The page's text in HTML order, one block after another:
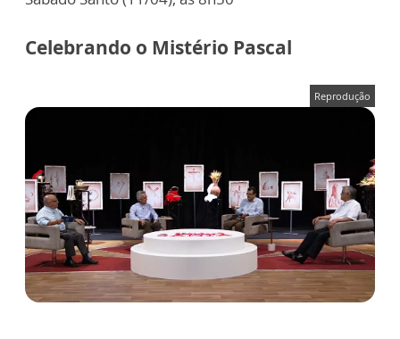
Celebrando o Mistério Pascal
Reprodução